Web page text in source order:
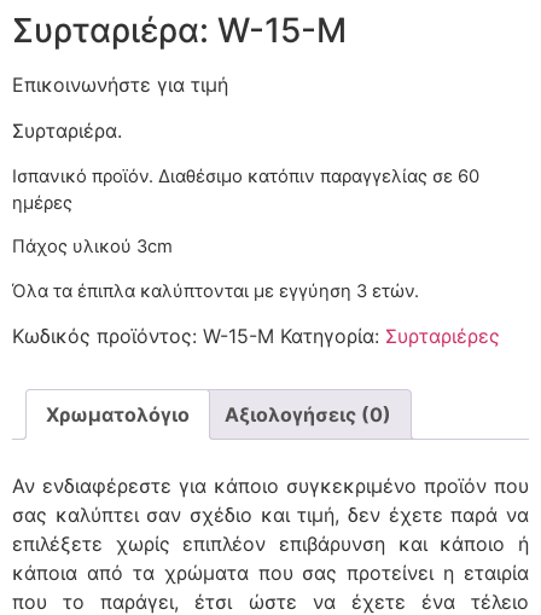
Συρταριέρα: W-15-M
Επικοινωνήστε για τιμή
Συρταριέρα.
Ισπανικό προϊόν. Διαθέσιμο κατόπιν παραγγελίας
Πάχος υλικού 3cm
Όλα τα έπιπλα καλύπτονται με εγγύηση 3 ετών.
Κωδικός προϊόντος: W-15-M Κατηγορία: Συρταριέρες
Χρωματολόγιο Αξιολογήσεις (0)
Αν ενδιαφέρεστε για κάποιο συγκεκριμένο προϊόν που
σας καλύπτει σαν σχέδιο και τιμή, δεν έχετε παρά να
επιλέξετε χωρίς επιπλέον επιβάρυνση και κάποιο ή
κάποια από τα χρώματα που σας προτείνει η εταιρία
που το παράγει, έτσι ώστε να έχετε ένα τέλειο